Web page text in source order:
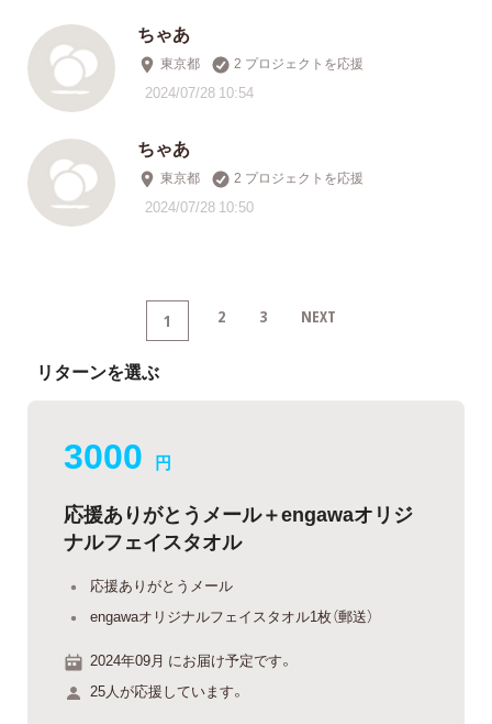
ちゃあ
東京都 2 プロジェクトを応援
2024/07/28 10:54
ちゃあ
東京都 2 プロジェクトを応援
2024/07/28 10:50
1 2 3 NEXT
リターンを選ぶ
3000 円
応援ありがとうメール＋engawaオリジ
ナルフェイスタオル
応援ありがとうメール
engawaオリジナルフェイスタオル1枚（郵送）
2024年09月 にお届け予定です。
25人が応援しています。